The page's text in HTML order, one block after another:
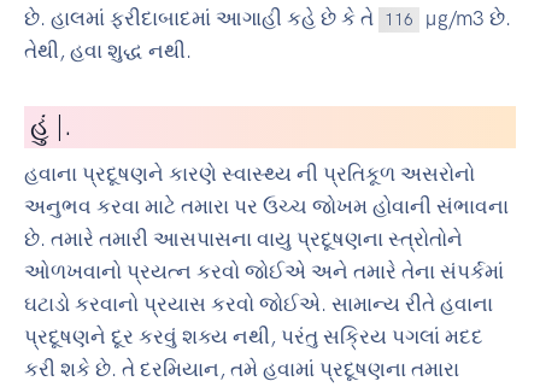
છે. હાલમાં ફરીદાબાદમાં આગાહી કહે છે કે તે
116
µg/m3 છે.
તેથી, હવા શુદ્ધ નથી.
હું સાયકલ ચલાવ
હવાના પ્રદૂષણને કારણે સ્વાસ્થ્ય ની પ્રતિકૂળ અસરોનો
અનુભવ કરવા માટે તમારા પર ઉચ્ચ જોખમ હોવાની સંભાવના
છે. તમારે તમારી આસપાસના વાયુ પ્રદૂષણના સ્ત્રોતોને
ઓળખવાનો પ્રયત્ન કરવો જોઈએ અને તમારે તેના સંપર્કમાં
ઘટાડો કરવાનો પ્રયાસ કરવો જોઈએ. સામાન્ય રીતે હવાના
પ્રદૂષણને દૂર કરવું શક્ય નથી, પરંતુ સક્રિય પગલાં મદદ
કરી શકે છે. તે દરમિયાન, તમે હવામાં પ્રદૂષણના તમારા